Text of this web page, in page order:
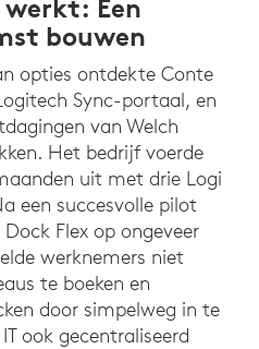
Een
bouwen
opties ontdekte Conte
Sync-portaal, en
van Welch
Het bedrijf voerde
uit met drie Logi
een succesvolle pilot
Flex op ongeveer
werknemers niet
te boeken en
door simpelweg in te
ook gecentraliseerd